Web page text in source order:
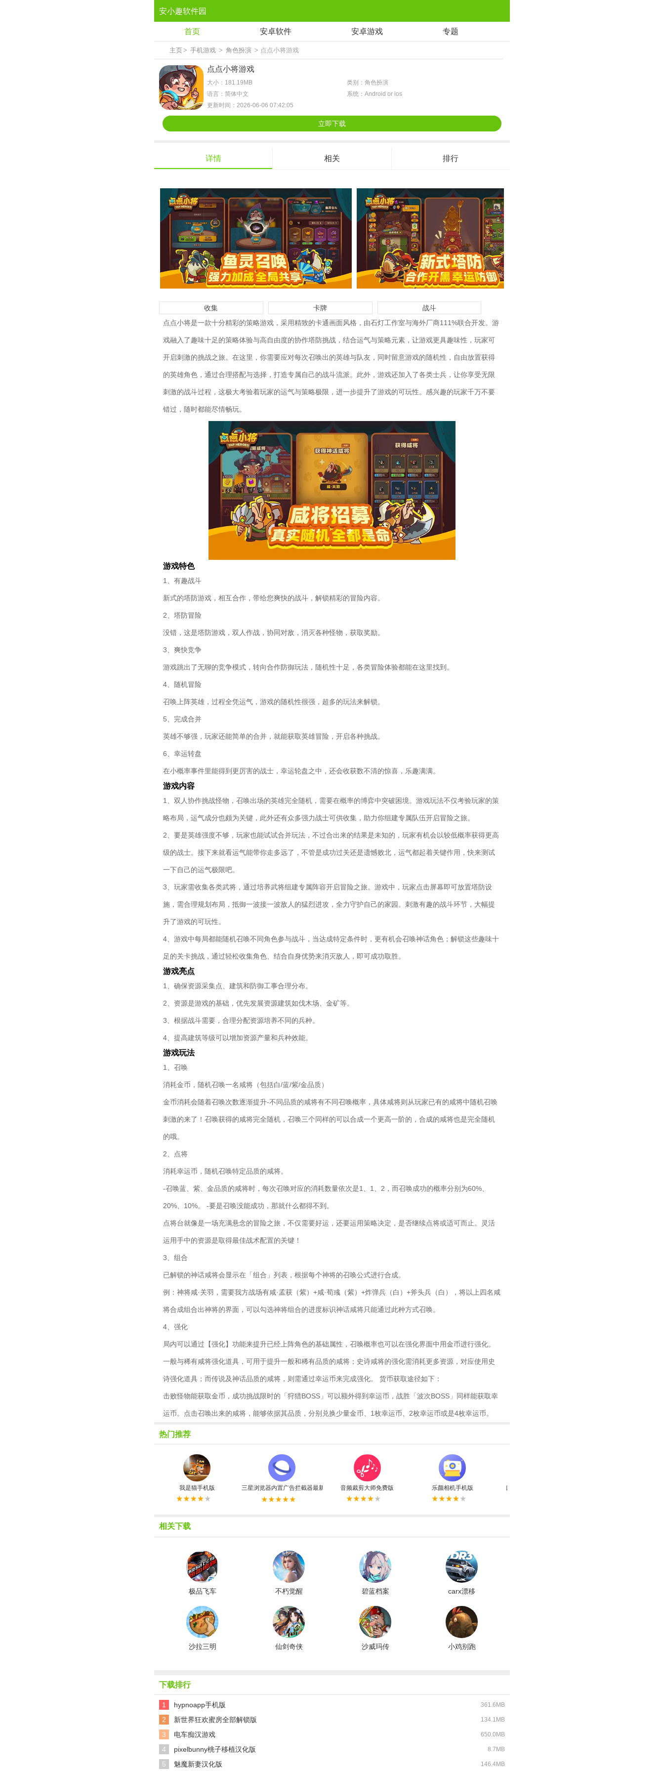
安小趣软件园
首页 安卓软件 安卓游戏 专题
主页> 手机游戏 > 角色扮演 > 点点小将游戏
点点小将游戏
大小：181.19MB
类别：角色扮演
语言：简体中文
系统：Android or ios
更新时间：2026-06-06 07:42:05
立即下载
详情 相关 排行
收集 卡牌
战斗
点点小将是一款十分精彩的策略游戏，采用精致的卡通画面风格，由石灯工作室与海外厂商111%联合开发。游
戏融入了趣味十足的策略体验与高自由度的协作塔防挑战，结合运气与策略元素，让游戏更具趣味性，玩家可
开启刺激的挑战之旅。在这里，你需要应对每次召唤出的英雄与队友，同时留意游戏的随机性，自由放置获得
的英雄角色，通过合理搭配与选择，打造专属自己的战斗流派。此外，游戏还加入了各类士兵，让你享受无限
刺激的战斗过程，这极大考验着玩家的运气与策略极限，进一步提升了游戏的可玩性。感兴趣的玩家千万不要
错过，随时都能尽情畅玩。
游戏特色
1、有趣战斗
新式的塔防游戏，相互合作，带给您爽快的战斗，解锁精彩的冒险内容。
2、塔防冒险
没错，这是塔防游戏，双人作战，协同对敌，消灭各种怪物，获取奖励。
3、爽快竞争
游戏跳出了无聊的竞争模式，转向合作防御玩法，随机性十足，各类冒险体验都能在这里找到。
4、随机冒险
召唤上阵英雄，过程全凭运气，游戏的随机性很强，超多的玩法来解锁。
5、完成合并
英雄不够强，玩家还能简单的合并，就能获取英雄冒险，开启各种挑战。
6、幸运转盘
在小概率事件里能得到更厉害的战士，幸运轮盘之中，还会收获数不清的惊喜，乐趣满满。
游戏内容
1、双人协作挑战怪物，召唤出场的英雄完全随机，需要在概率的博弈中突破困境。游戏玩法不仅考验玩家的策
略布局，运气成分也颇为关键，此外还有众多强力战士可供收集，助力你组建专属队伍开启冒险之旅。
2、要是英雄强度不够，玩家也能试试合并玩法，不过合出来的结果是未知的，玩家有机会以较低概率获得更高
级的战士。接下来就看运气能带你走多远了，不管是成功过关还是遗憾败北，运气都起着关键作用，快来测试
一下自己的运气极限吧。
3、玩家需收集各类武将，通过培养武将组建专属阵容开启冒险之旅。游戏中，玩家点击屏幕即可放置塔防设
施，需合理规划布局，抵御一波接一波敌人的猛烈进攻，全力守护自己的家园。刺激有趣的战斗环节，大幅提
升了游戏的可玩性。
4、游戏中每局都能随机召唤不同角色参与战斗，当达成特定条件时，更有机会召唤神话角色；解锁这些趣味十
足的关卡挑战，通过轻松收集角色、结合自身优势来消灭敌人，即可成功取胜。
游戏亮点
1、确保资源采集点、建筑和防御工事合理分布。
2、资源是游戏的基础，优先发展资源建筑如伐木场、金矿等。
3、根据战斗需要，合理分配资源培养不同的兵种。
4、提高建筑等级可以增加资源产量和兵种效能。
游戏玩法
1、召唤
消耗金币，随机召唤一名咸将（包括白/蓝/紫/金品质）
金币消耗会随着召唤次数逐渐提升-不同品质的咸将有不同召唤概率，具体咸将则从玩家已有的咸将中随机召唤
刺激的来了！召唤获得的咸将完全随机，召唤三个同样的可以合成一个更高一阶的，合成的咸将也是完全随机
的哦。
2、点将
消耗幸运币，随机召唤特定品质的咸将。
-召唤蓝、紫、金品质的咸将时，每次召唤对应的消耗数量依次是1、1、2，而召唤成功的概率分别为60%、
20%、10%。 -要是召唤没能成功，那就什么都得不到。
点将台就像是一场充满悬念的冒险之旅，不仅需要好运，还要运用策略决定，是否继续点将或适可而止。灵活
运用手中的资源是取得最佳战术配置的关键！
3、组合
已解锁的神话咸将会显示在「组合」列表，根据每个神将的召唤公式进行合成。
例：神将咸·关羽，需要我方战场有咸·孟获（紫）+咸·荀彧（紫）+炸弹兵（白）+斧头兵（白），将以上四名咸
将合成组合出神将的界面，可以勾选神将组合的进度标识神话咸将只能通过此种方式召唤。
4、强化
局内可以通过【强化】功能来提升已经上阵角色的基础属性，召唤概率也可以在强化界面中用金币进行强化。
一般与稀有咸将强化道具，可用于提升一般和稀有品质的咸将；史诗咸将的强化需消耗更多资源，对应使用史
诗强化道具；而传说及神话品质的咸将，则需通过幸运币来完成强化。 货币获取途径如下：
击败怪物能获取金币，成功挑战限时的「狩猎BOSS」可以额外得到幸运币，战胜「波次BOSS」同样能获取幸
运币。点击召唤出来的咸将，能够依据其品质，分别兑换少量金币、1枚幸运币、2枚幸运币或是4枚幸运币。
热门推荐
我是猫手机版 三星浏览器内置广告拦截器最新版 音频裁剪大师免费版 乐颜相机手机版 口香糖女孩乳液3无敌版
相关下载
极品飞车
汉化版
不朽觉醒
碧蓝档案
版
carx漂移
沙拉三明
仙剑奇侠
沙威玛传
小鸡别跑
下载排行
1 hypnoapp手机版 361.6MB
2 新世界狂欢蜜房全部解锁版 134.1MB
3 电车痴汉游戏 650.0MB
4 pixelbunny桃子移植汉化版 8.7MB
5 魅魔新妻汉化版 146.4MB